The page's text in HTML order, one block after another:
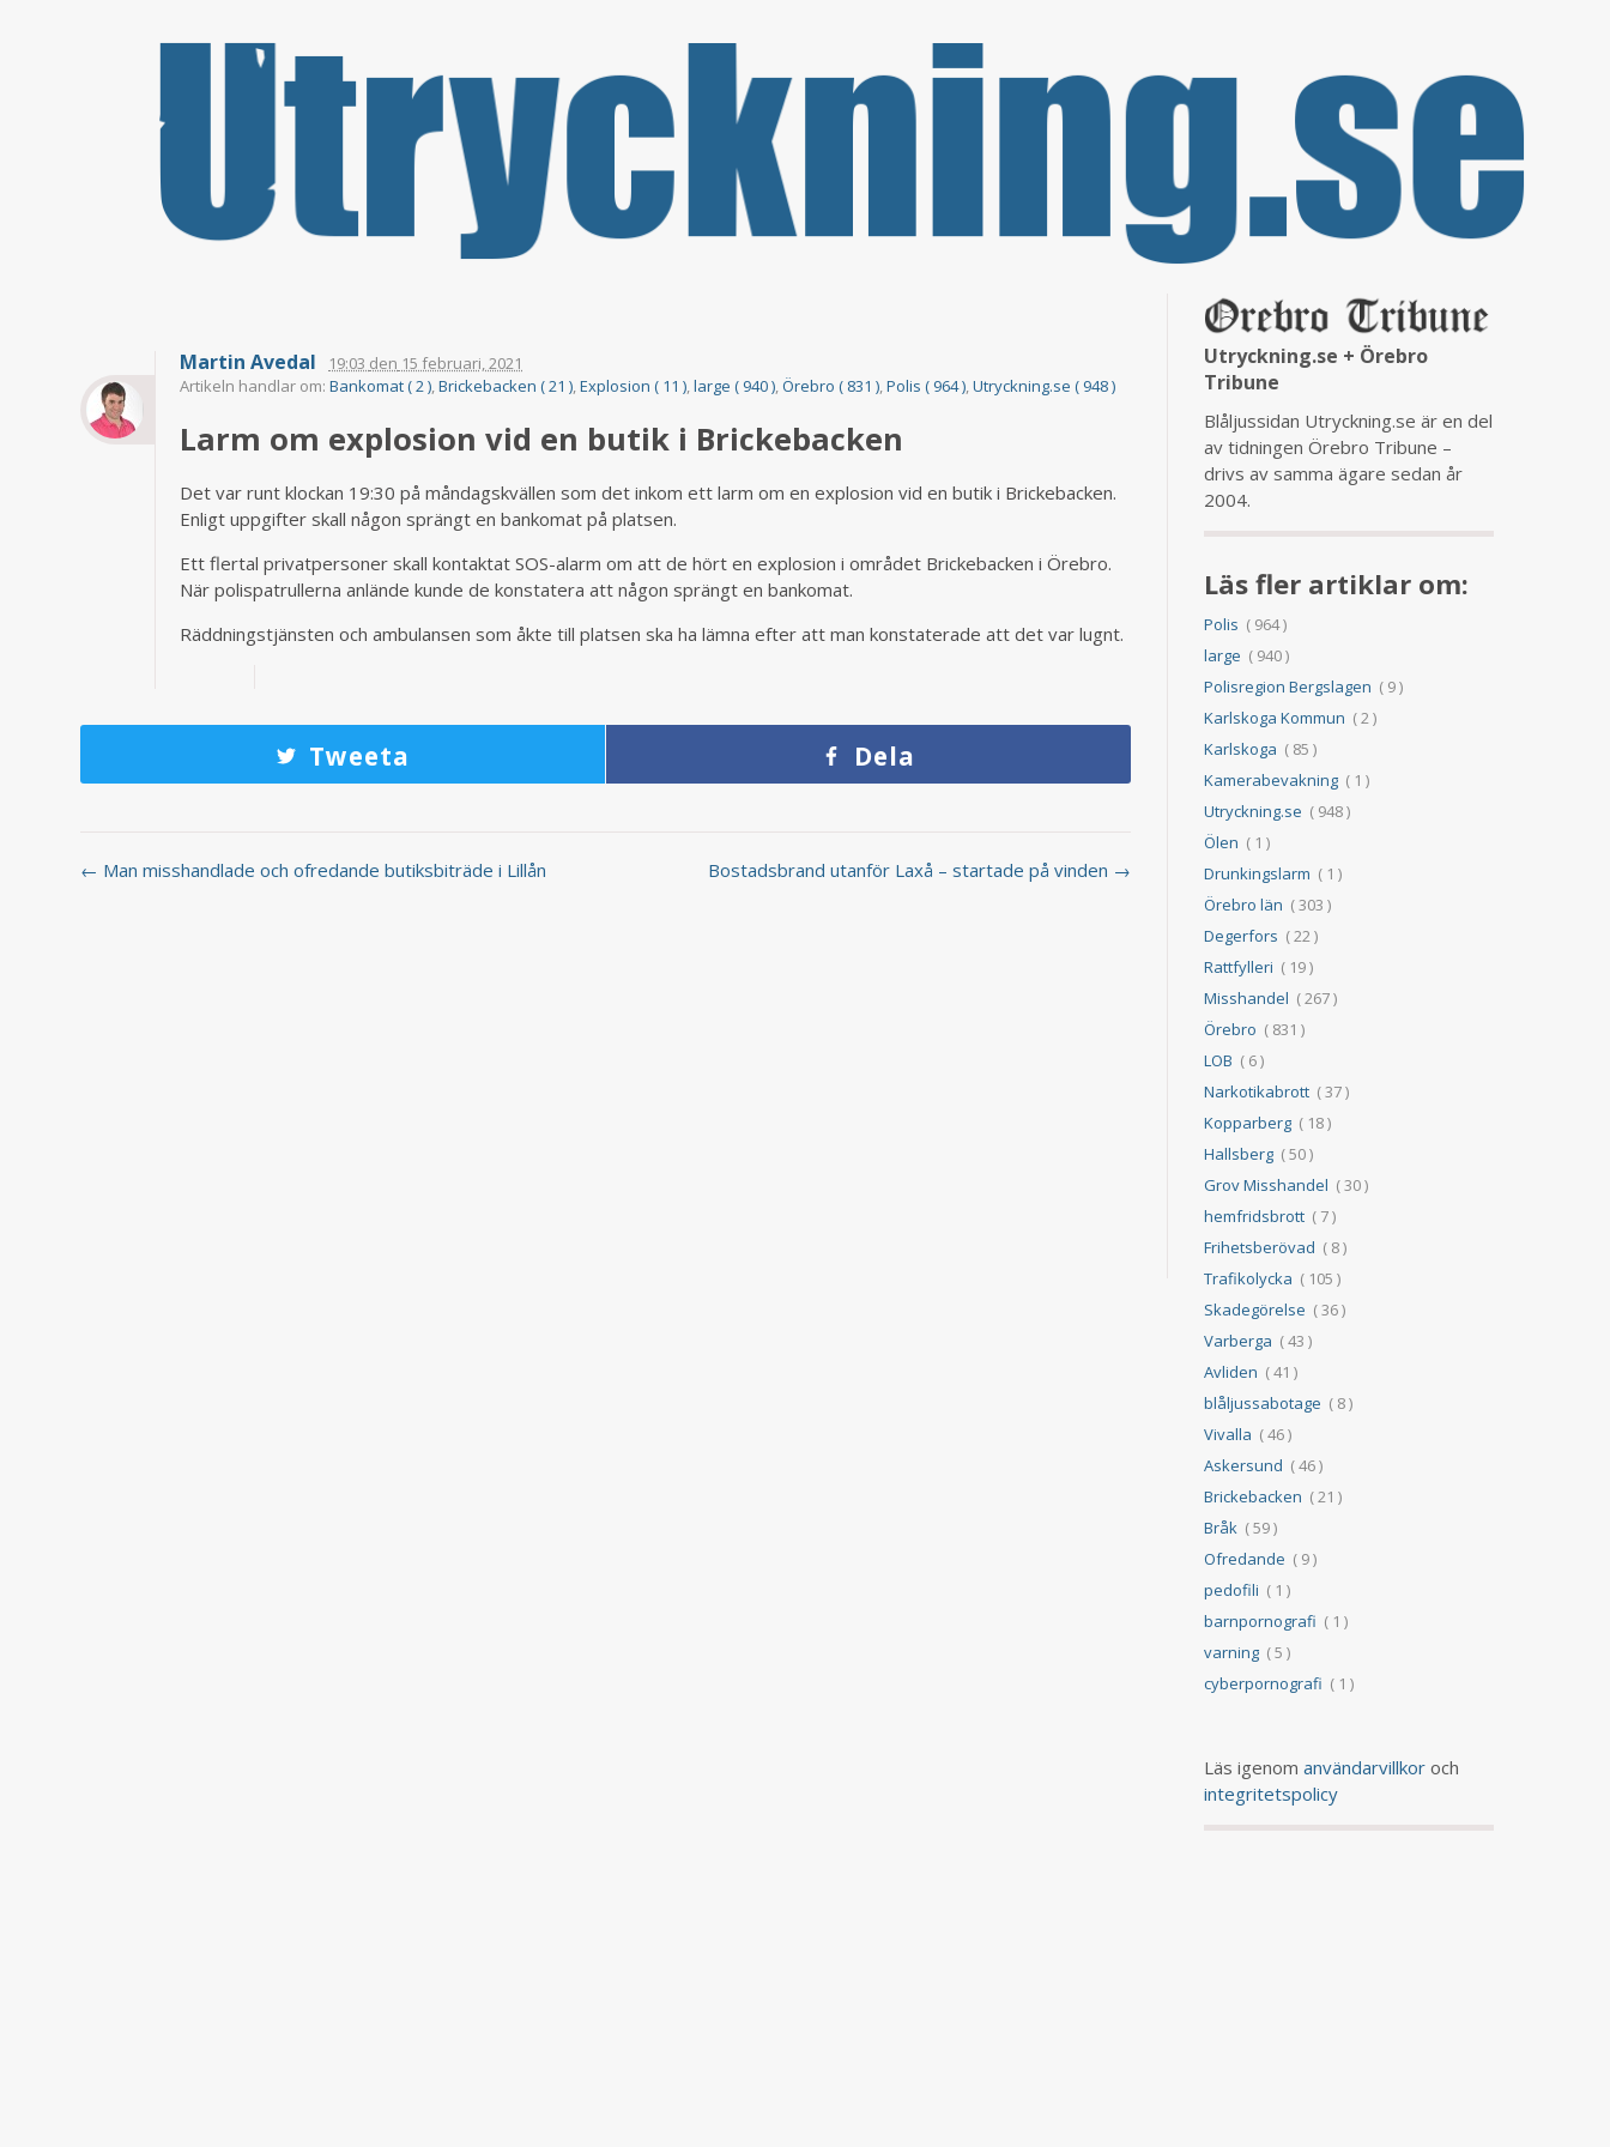
Martin Avedal 19:03 den 15 februari, 2021
Artikeln handlar om:Bankomat ( 2 ),Brickebacken ( 21 ),Explosion ( 11 ),large ( 940 ),Örebro ( 831 ),Polis ( 964 ),Utryckning.se ( 948 )
Larm om explosion vid en butik i Brickebacken
Det var runt klockan 19:30 på måndagskvällen som det inkom ett larm om en explosion vid en butik i Brickebacken.
Enligt uppgifter skall någon sprängt en bankomat på platsen.
Ett flertal privatpersoner skall kontaktat SOS-alarm om att de hört en explosion i området Brickebacken i Örebro.
När polispatrullerna anlände kunde de konstatera att någon sprängt en bankomat.
Räddningstjänsten och ambulansen som åkte till platsen ska ha lämna efter att man konstaterade att det var lugnt.
Tweeta Dela
← Man misshandlade och ofredande butiksbiträde i Lillån Bostadsbrand utanför Laxå – startade på vinden →
Utryckning.se + Örebro
Tribune
Blåljussidan Utryckning.se är en del
av tidningen Örebro Tribune –
drivs av samma ägare sedan år
2004.
Läs fler artiklar om:
Polis ( 964 )
large ( 940 )
Polisregion Bergslagen ( 9 )
Karlskoga Kommun ( 2 )
Karlskoga ( 85 )
Kamerabevakning( 1 )
Utryckning.se ( 948 )
Ölen ( 1 )
Drunkingslarm ( 1 )
Örebro län ( 303 )
Degerfors ( 22 )
Rattfylleri ( 19 )
Misshandel ( 267 )
Örebro ( 831 )
LOB ( 6 )
Narkotikabrott( 37 )
Kopparberg( 18 )
Hallsberg( 50 )
Grov Misshandel ( 30 )
hemfridsbrott( 7 )
Frihetsberövad ( 8 )
Trafikolycka ( 105 )
Skadegörelse ( 36 )
Varberga ( 43 )
Avliden ( 41 )
blåljussabotage ( 8 )
Vivalla ( 46 )
Askersund ( 46 )
Brickebacken ( 21 )
Bråk( 59 )
Ofredande ( 9 )
pedofili ( 1 )
barnpornografi ( 1 )
varning( 5 )
cyberpornografi ( 1 )
Läs igenom användarvillkoroch
integritetspolicy